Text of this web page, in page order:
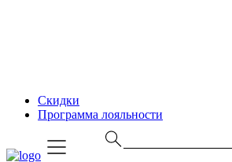
Скидки
Программа лояльности